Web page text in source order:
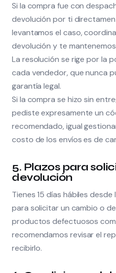
Si la compra fue con
devolución por ti
levantamos el caso,
devolución y te
La resolución se rige por la
cada vendedor, que nunca
garantía legal.
Si la compra se hizo sin
pediste expresamente un
recomendado, igual
costo de los envíos es de
5. Plazos para
devolución
Tienes 15 días hábiles
para solicitar un cambio o
productos defectuosos
recomendamos revisar el
recibirlo.